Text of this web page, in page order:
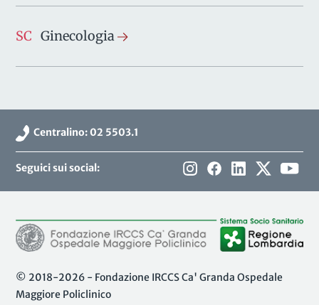
SC Ginecologia
Centralino: 02 5503.1
Seguici sui social:
© 2018-2026 - Fondazione IRCCS Ca' Granda Ospedale
Maggiore Policlinico